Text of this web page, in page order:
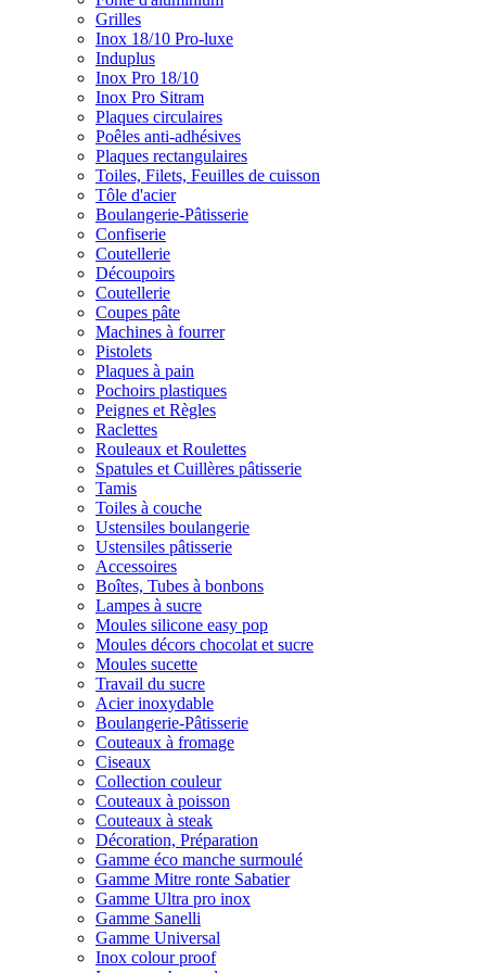
Grilles
Inox 18/10 Pro-luxe
Induplus
Inox Pro 18/10
Inox Pro Sitram
Plaques circulaires
Poêles anti-adhésives
Plaques rectangulaires
Toiles, Filets, Feuilles de cuisson
Tôle d'acier
Boulangerie-Pâtisserie
Confiserie
Coutellerie
Découpoirs
Coutellerie
Coupes pâte
Machines à fourrer
Pistolets
Plaques à pain
Pochoirs plastiques
Peignes et Règles
Raclettes
Rouleaux et Roulettes
Spatules et Cuillères pâtisserie
Tamis
Toiles à couche
Ustensiles boulangerie
Ustensiles pâtisserie
Accessoires
Boîtes, Tubes à bonbons
Lampes à sucre
Moules silicone easy pop
Moules décors chocolat et sucre
Moules sucette
Travail du sucre
Acier inoxydable
Boulangerie-Pâtisserie
Couteaux à fromage
Ciseaux
Collection couleur
Couteaux à poisson
Couteaux à steak
Décoration, Préparation
Gamme éco manche surmoulé
Gamme Mitre ronte Sabatier
Gamme Ultra pro inox
Gamme Sanelli
Gamme Universal
Inox colour proof